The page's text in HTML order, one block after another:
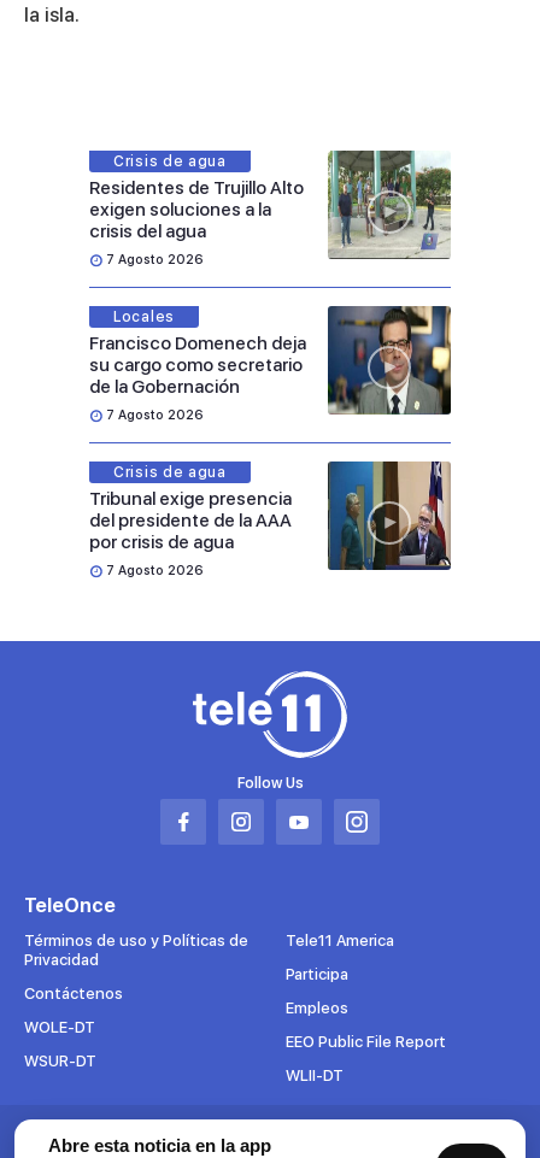
la isla.
Crisis de agua
Residentes de Trujillo Alto
exigen soluciones a la
crisis del agua
7 Agosto 2026
Locales
Francisco Domenech deja
su cargo como secretario
de la Gobernación
7 Agosto 2026
Crisis de agua
Tribunal exige presencia
del presidente de la AAA
por crisis de agua
7 Agosto 2026
Follow Us
Abrir
pestaña
Abrir
pestaña
Abrir
pestaña
Abrir
pestaña
TeleOnce
Términos de uso y Políticas de
Privacidad
Contáctenos
WOLE-DT
WSUR-DT
Tele11 America
Participa
Empleos
EEO Public File Report
WLII-DT
Suscríbete al boletín
Abre esta noticia en la app